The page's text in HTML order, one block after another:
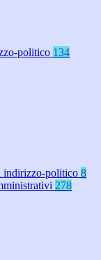
politico 134
indirizzo-politico 8
278